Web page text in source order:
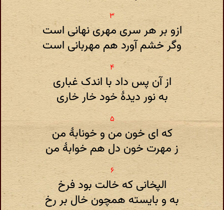
ازو بر هر سری مهری نهانی است
وگر خشم آورد هم مهربانی است
از آن پس داد با اندک غباری
به نور دیدهٔ خود خار خاری
که ای خون من و خونابهٔ من
ز مهرت خون دل هم خوابهٔ من
الپخانی که خالت بود فرخ
به و بایسته همچون خال بر رخ